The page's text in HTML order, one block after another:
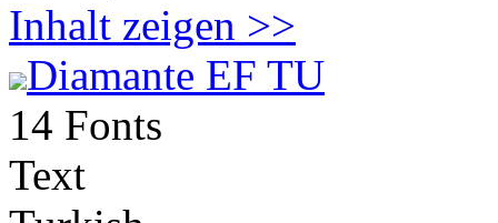
Inhalt zeigen >>
Diamante EF TU
14 Fonts
Text